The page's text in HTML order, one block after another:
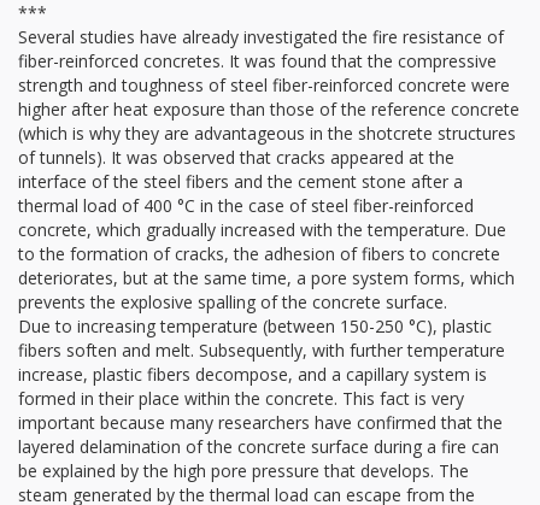
***
Several studies have already investigated the fire resistance of
fiber-reinforced concretes. It was found that the compressive
strength and toughness of steel fiber-reinforced concrete were
higher after heat exposure than those of the reference concrete
(which is why they are advantageous in the shotcrete structures
of tunnels). It was observed that cracks appeared at the
interface of the steel fibers and the cement stone after a
thermal load of 400 °C in the case of steel fiber-reinforced
concrete, which gradually increased with the temperature. Due
to the formation of cracks, the adhesion of fibers to concrete
deteriorates, but at the same time, a pore system forms, which
prevents the explosive spalling of the concrete surface.
Due to increasing temperature (between 150-250 °C), plastic
fibers soften and melt. Subsequently, with further temperature
increase, plastic fibers decompose, and a capillary system is
formed in their place within the concrete. This fact is very
important because many researchers have confirmed that the
layered delamination of the concrete surface during a fire can
be explained by the high pore pressure that develops. The
steam generated by the thermal load can escape from the